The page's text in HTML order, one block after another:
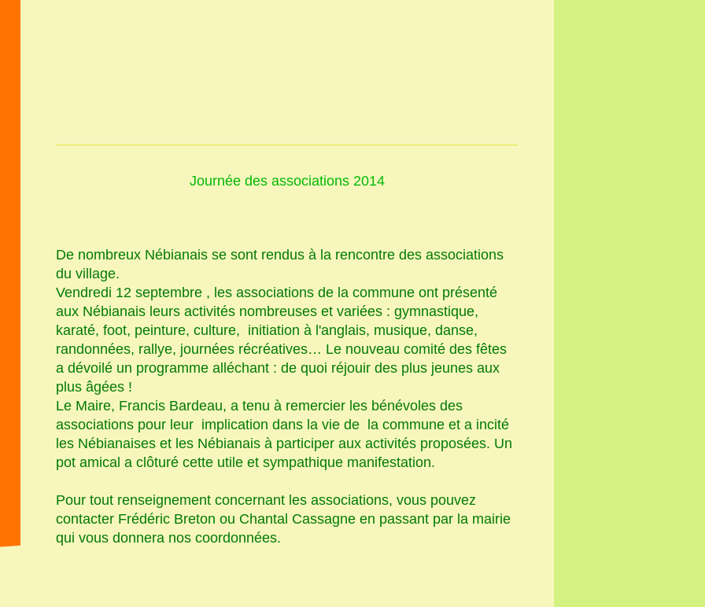
Journée des associations 2014
De nombreux Nébianais se sont rendus à la rencontre des associations
du village.
Vendredi 12 septembre , les associations de la commune ont présenté
aux Nébianais leurs activités nombreuses et variées : gymnastique,
karaté, foot, peinture, culture, initiation à l'anglais, musique, danse,
randonnées, rallye, journées récréatives… Le nouveau comité des fêtes
a dévoilé un programme alléchant : de quoi réjouir des plus jeunes aux
plus âgées !
Le Maire, Francis Bardeau, a tenu à remercier les bénévoles des
associations pour leur implication dans la vie de la commune et a incité
les Nébianaises et les Nébianais à participer aux activités proposées. Un
pot amical a clôturé cette utile et sympathique manifestation.
Pour tout renseignement concernant les associations, vous pouvez
contacter Frédéric Breton ou Chantal Cassagne en passant par la mairie
qui vous donnera nos coordonnées.